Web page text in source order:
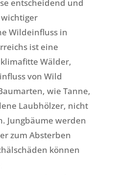
entscheidend und
Wildeinfluss in
ist eine
Wälder,
von Wild
wie Tanne,
Laubhölzer, nicht
Jungbäume werden
zum Absterben
können